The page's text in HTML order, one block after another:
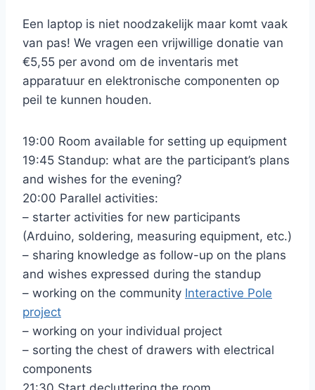
Een laptop is niet noodzakelijk maar komt vaak
van pas! We vragen een vrijwillige donatie van
€5,55 per avond om de inventaris met
apparatuur en elektronische componenten op
peil te kunnen houden.
19:00 Room available for setting up equipment
19:45 Standup: what are the participant’s plans
and wishes for the evening?
20:00 Parallel activities:
– starter activities for new participants
(Arduino, soldering, measuring equipment, etc.)
– sharing knowledge as follow-up on the plans
and wishes expressed during the standup
– working on the community Interactive Pole
project
– working on your individual project
– sorting the chest of drawers with electrical
components